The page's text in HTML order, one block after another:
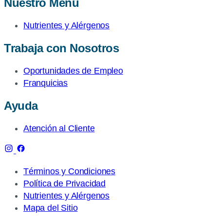
Nuestro Menú
Nutrientes y Alérgenos
Trabaja con Nosotros
Oportunidades de Empleo
Franquicias
Ayuda
Atención al Cliente
Términos y Condiciones
Política de Privacidad
Nutrientes y Alérgenos
Mapa del Sitio